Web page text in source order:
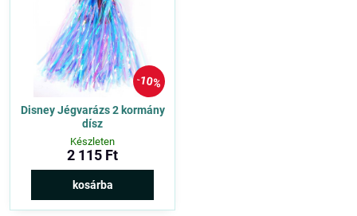
10%
Disney Jégvarázs 2 kormány
dísz
Készleten
2 115 Ft
kosárba